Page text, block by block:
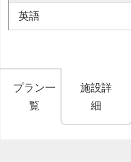
英語
プラン一
覧
施設詳
細